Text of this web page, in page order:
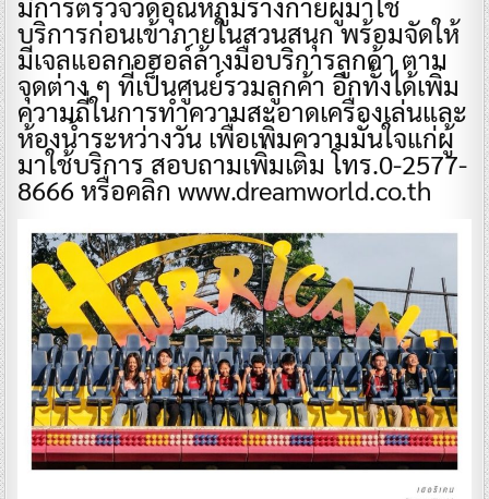
บริการก่อนเข้าภายในสวนสนุก พร้อมจัดให้
มีเจลแอลกอฮอล์ล้างมือบริการลูกค้า ตาม
จุดต่าง ๆ ที่เป็นศูนย์รวมลูกค้า อีกทั้งได้เพิ่ม
ความถี่ในการทำความสะอาดเครื่องเล่นและ
ห้องน้ำระหว่างวัน เพื่อเพิ่มความมั่นใจแก่ผู้
มาใช้บริการ สอบถามเพิ่มเติม โทร.0-2577-
8666 หรือคลิก www.dreamworld.co.th